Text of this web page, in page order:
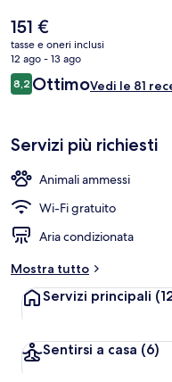
Il
prezzo
attuale
è
151 €
151 €
tasse e oneri inclusi
12 ago - 13 ago
Recensioni
8,28,2 su 10
OttimoVedi le 81
Servizi più richiesti
Animali ammessi
Wi-Fi gratuito
Aria condizionata
Mostra tutto
Servizi principali
Sentirsi a casa (6)